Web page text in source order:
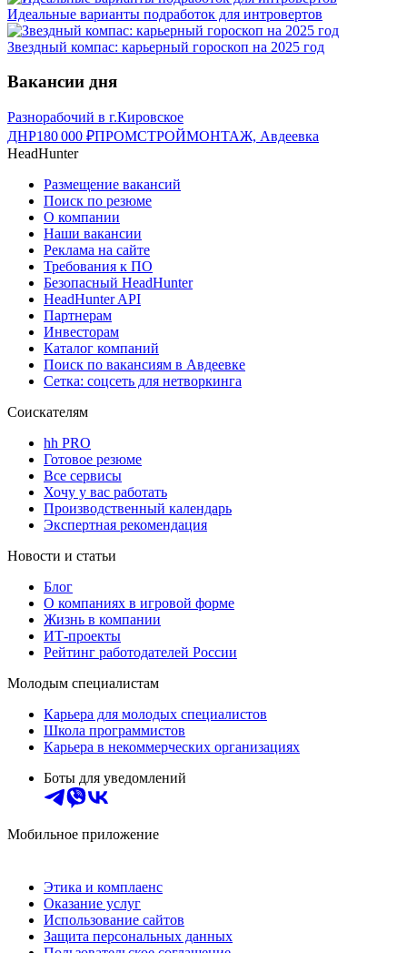
Идеальные варианты подработок для интровертов
Звездный компас: карьерный гороскоп на 2025 год
Вакансии дня
Разнорабочий в г.Кировское
ДНР180 000 ₽ПРОМСТРОЙМОНТАЖ, Авдеевка
HeadHunter
Размещение вакансий
Поиск по резюме
О компании
Наши вакансии
Реклама на сайте
Требования к ПО
Безопасный HeadHunter
HeadHunter API
Партнерам
Инвесторам
Каталог компаний
Поиск по вакансиям в Авдеевке
Сетка: соцсеть для нетворкинга
Соискателям
hh PRO
Готовое резюме
Все сервисы
Хочу у вас работать
Производственный календарь
Экспертная рекомендация
Новости и статьи
Блог
О компаниях в игровой форме
Жизнь в компании
ИТ-проекты
Рейтинг работодателей России
Молодым специалистам
Карьера для молодых специалистов
Школа программистов
Карьера в некоммерческих организациях
Боты для уведомлений
Мобильное приложение
Этика и комплаенс
Оказание услуг
Использование сайтов
Защита персональных данных